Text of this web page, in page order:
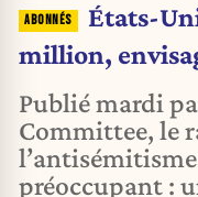
États-
million,
Publié mardi
Committee, le
préoccupant :